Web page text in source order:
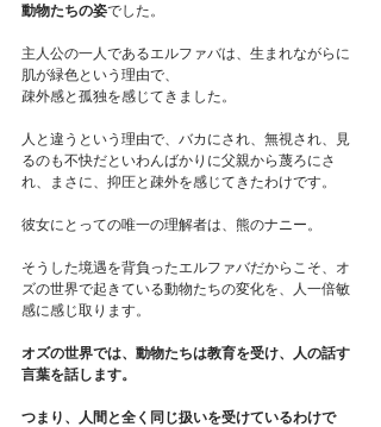
動物たちの姿でした。
主人公の一人であるエルファバは、生まれながらに
肌が緑色という理由で、
疎外感と孤独を感じてきました。
人と違うという理由で、バカにされ、無視され、見
るのも不快だといわんばかりに父親から蔑ろにさ
れ、まさに、抑圧と疎外を感じてきたわけです。
彼女にとっての唯一の理解者は、熊のナニー。
そうした境遇を背負ったエルファバだからこそ、オ
ズの世界で起きている動物たちの変化を、人一倍敏
感に感じ取ります。
オズの世界では、動物たちは教育を受け、人の話す
言葉を話します。
つまり、人間と全く同じ扱いを受けているわけで